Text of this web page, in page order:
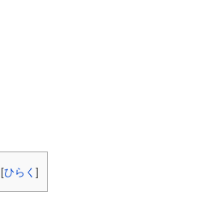
[ひらく ]